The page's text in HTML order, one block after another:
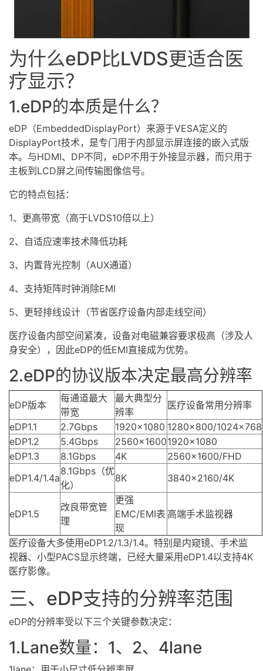
为什么eDP比LVDS更适合医
疗显示？
1.eDP的本质是什么？
eDP（EmbeddedDisplayPort）来源于VESA定义的
DisplayPort技术，是专门用于内部显示屏连接的嵌入式版
本。与HDMI、DP不同，eDP不用于外接显示器，而只用于
主板到LCD屏之间传输图像信号。
它的特点包括：
1、更高带宽（高于LVDS10倍以上）
2、自适应速率技术降低功耗
3、内置背光控制（AUX通道）
4、支持矩阵时钟消除EMI
5、更轻排线设计（节省医疗设备内部走线空间）
医疗设备内部空间紧凑，设备对电磁兼容要求极高（涉及人
身安全），因此eDP的低EMI直接成为优势。
2.eDP的协议版本决定最高分辨率
eDP版本
每通道最大
带宽
最大典型分
辨率
医疗设备常用分辨率
eDP1.1
2.7Gbps 1920×1080 1280×800/1024×768
eDP1.2
5.4Gbps 2560×16001920×1080
eDP1.3
8.1Gbps 4K
2560×1600/FHD
eDP1.4/1.4a
8.1Gbps（优
化）
8K 3840×2160/4K
eDP1.5
改良带宽管
理
更强
EMC/EMI表
现
高端手术监视器
医疗设备大多使用eDP1.2/1.3/1.4。特别是内窥镜、手术监
视器、小型PACS显示终端，已经大量采用eDP1.4以支持4K
医疗影像。
三、eDP支持的分辨率范围
eDP的分辨率受以下三个关键参数决定：
1.Lane数量：1、2、4lane